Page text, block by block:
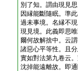
別了知。謂由現見
因縁能斷隨眠。準
過未事境。名縁不
現見境。此義即思
爾何故解捨中。云
諸惡心平等性。且
實如對法第九卷云
沈掉能遠離故。即